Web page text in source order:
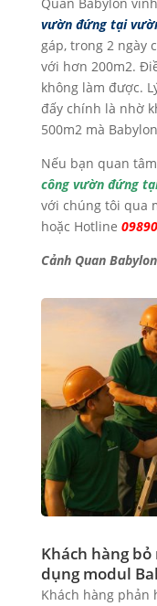
vườn đứng tại
gáp, trong 2 ngày
với hơn 200m2.
không làm được.
đấy chính là nhờ
500m2 mà
Nếu bạn quan
công vườn đứng
với chúng tôi qua
hoặc Hotline
Cảnh Quan
Khách hàng
dụng modul
Khách hàng phản